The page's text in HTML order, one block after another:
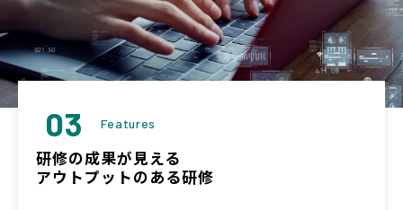
03 Features
研修の成果が見える
アウトプットのある研修